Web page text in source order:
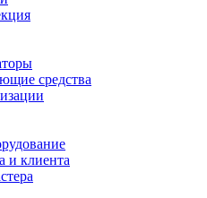
средства
и клиента